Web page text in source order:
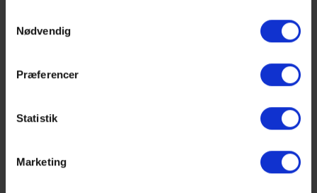
Nødvendig
Præferencer
Statistik
Marketing